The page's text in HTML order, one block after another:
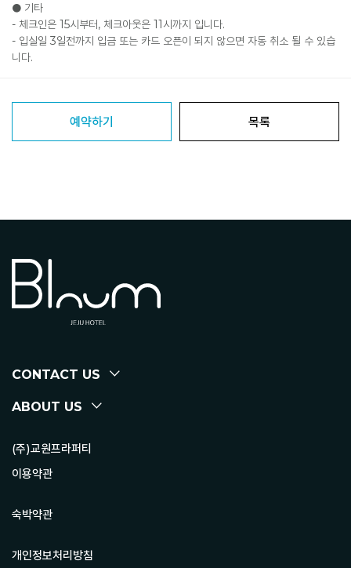
● 기타
- 체크인은 15시부터, 체크아웃은 11시까지 입니다.
- 입실일 3일전까지 입금 또는 카드 오픈이 되지 않으면 자동 취소 될 수 있습
니다.
예약하기 목록
CONTACT US
ABOUT US
(주)교원프라퍼티
이용약관
숙박약관
개인정보처리방침